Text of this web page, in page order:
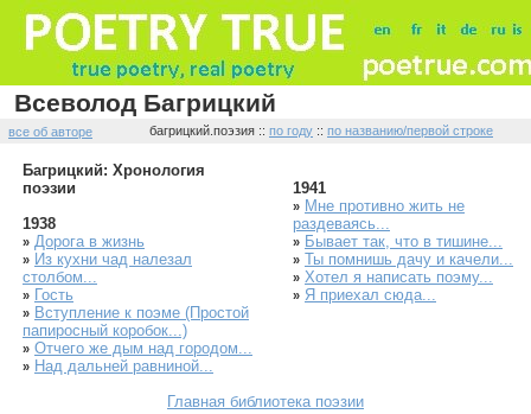
Всеволод Багрицкий
все об авторе багрицкий.поэзия :: по году :: по названию/первой строке
Багрицкий: Хронология
поэзии
1938
» Дорога в жизнь
» Из кухни чад налезал
столбом...
» Гость
» Вступление к поэме (Простой
папиросный коробок...)
» Отчего же дым над городом...
» Над дальней равниной...
1941
» Мне противно жить не
раздеваясь...
» Бывает так, что в тишине...
» Ты помнишь дачу и качели...
» Хотел я написать поэму...
» Я приехал сюда...
Главная библиотека поэзии